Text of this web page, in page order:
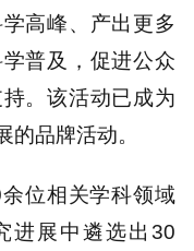
高峰、产出更多
普及，促进公众
。该活动已成为
品牌活动。
位相关学科领域
进展中遴选出30